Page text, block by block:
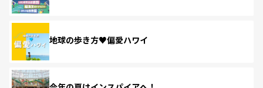
地球の歩き方♥偏愛ハワイ